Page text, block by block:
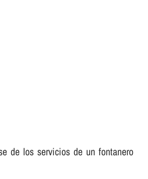
de los servicios de un fontanero